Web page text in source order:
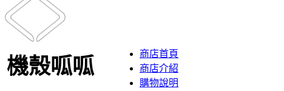
機殼呱呱
商店首頁
商店介紹
購物說明